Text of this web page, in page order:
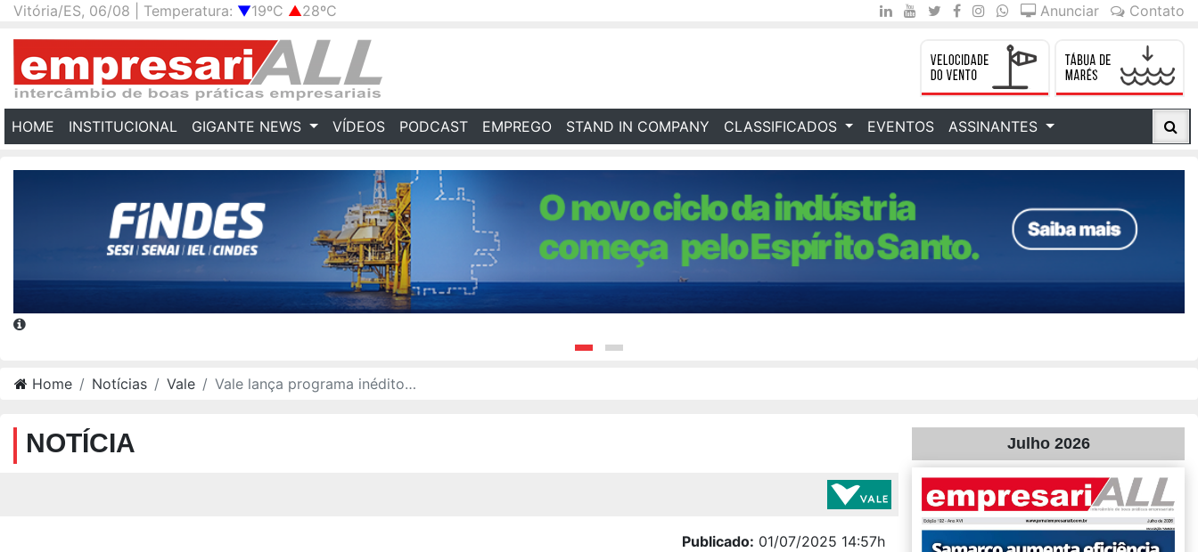
Vitória/ES, 06/08 | Temperatura: ▼19ºC ▲28ºC Anunciar Contato
HOME (CURRENT)
INSTITUCIONAL GIGANTE NEWS VÍDEOS PODCAST EMPREGO STAND IN COMPANY CLASSIFICADOS EVENTOS ASSINANTES
Home Notícias Vale Vale lança programa inédito de desenvolvimento de carreira para profissionais LGBTI+
NOTÍCIA
Publicado: 01/07/2025 14:57h
Julho 2026